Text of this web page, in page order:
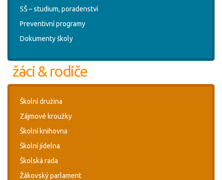
SŠ – studium, poradenství
Preventivní programy
Dokumenty školy
žáci & rodiče
Školní družina
Zájmové kroužky
Školní knihovna
Školní jídelna
Školská rada
Žákovský parlament